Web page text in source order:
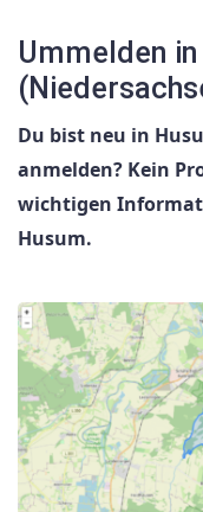
Ummelden
Du bist neu in
anmelden? Kein
wichtigen
Husum.